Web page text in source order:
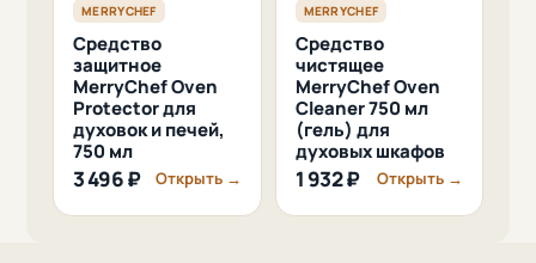
MERRYCHEF
Средство
защитное
MerryChef Oven
Protector для
духовок и печей,
750 мл
3 496 ₽ Открыть →
MERRYCHEF
Средство
чистящее
MerryChef Oven
Cleaner 750 мл
(гель) для
духовых шкафов
1 932 ₽ Открыть →